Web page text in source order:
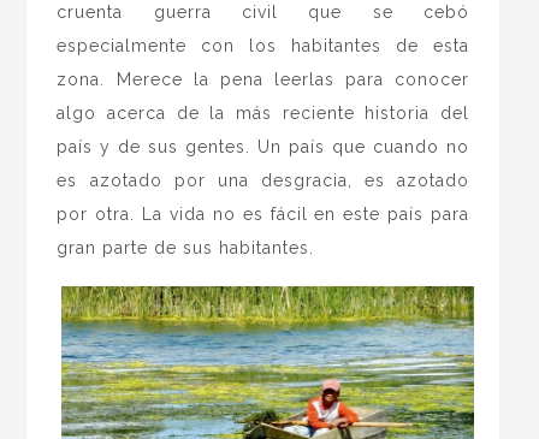
cruenta guerra civil que se cebó
especialmente con los habitantes de esta
zona. Merece la pena leerlas para conocer
algo acerca de la más reciente historia del
país y de sus gentes. Un país que cuando no
es azotado por una desgracia, es azotado
por otra. La vida no es fácil en este país para
gran parte de sus habitantes.